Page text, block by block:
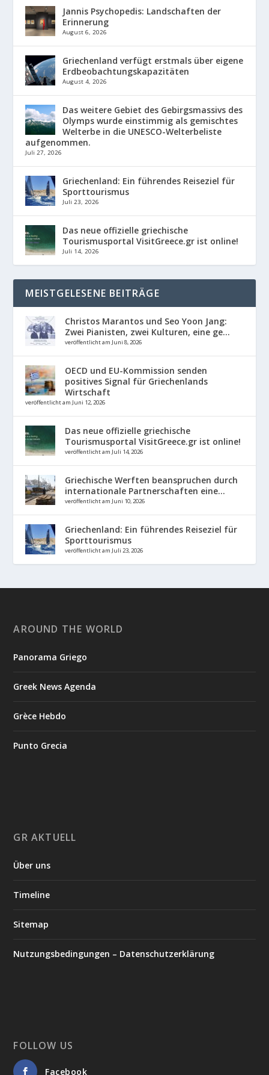
Jannis Psychopedis: Landschaften der
Erinnerung
August 6, 2026
Griechenland verfügt erstmals über eigene
Erdbeobachtungskapazitäten
August 4, 2026
Das weitere Gebiet des Gebirgsmassivs des
Olymps wurde einstimmig als gemischtes
Welterbe in die UNESCO-Welterbeliste
aufgenommen.
Juli 27, 2026
Griechenland: Ein führendes Reiseziel für
Sporttourismus
Juli 23, 2026
Das neue offizielle griechische
Tourismusportal VisitGreece.gr ist online!
Juli 14, 2026
MEISTGELESENE BEITRÄGE
Christos Marantos und Seo Yoon Jang:
Zwei Pianisten, zwei Kulturen, eine ge...
veröffentlicht am Juni 8, 2026
OECD und EU-Kommission senden
positives Signal für Griechenlands
Wirtschaft
veröffentlicht am Juni 12, 2026
Das neue offizielle griechische
Tourismusportal VisitGreece.gr ist online!
veröffentlicht am Juli 14, 2026
Griechische Werften beanspruchen durch
internationale Partnerschaften eine...
veröffentlicht am Juni 10, 2026
Griechenland: Ein führendes Reiseziel für
Sporttourismus
veröffentlicht am Juli 23, 2026
AROUND THE WORLD
Panorama Griego
Greek News Agenda
Grèce Hebdo
Punto Grecia
GR AKTUELL
Über uns
Timeline
Sitemap
Nutzungsbedingungen – Datenschutzerklärung
FOLLOW US
Facebook